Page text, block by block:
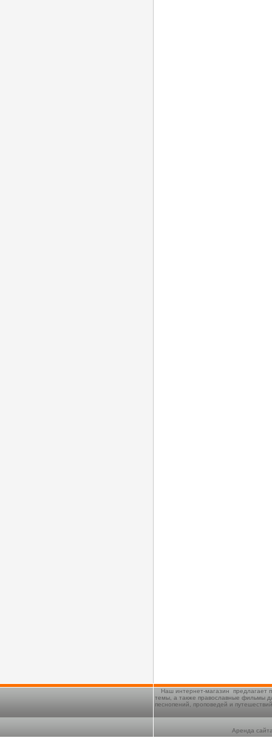
Наш интернет-магазин предлагает
темы, а также православные фильмы
песнопений, проповедей и
Аренда